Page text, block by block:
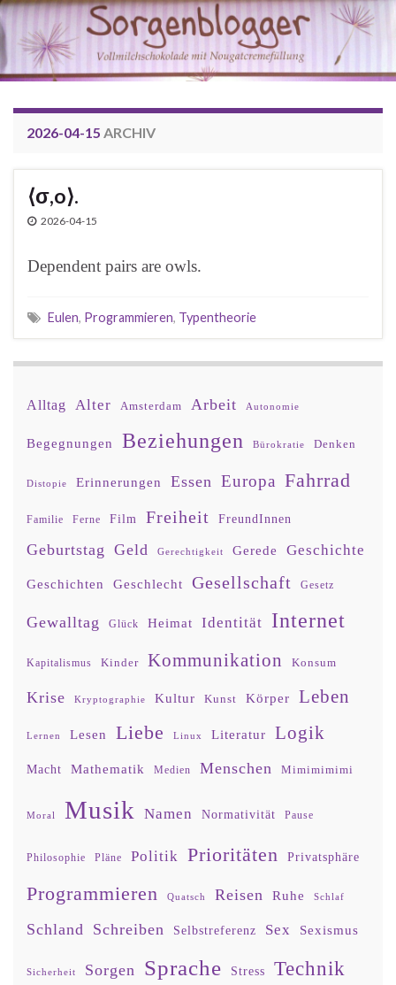
2026-04-15 ARCHIV
⟨σ,o⟩.
2026-04-15
Dependent pairs are owls.
Eulen, Programmieren, Typentheorie
Alltag Alter Amsterdam Arbeit Autonomie
Begegnungen Beziehungen Bürokratie Denken
Distopie Erinnerungen Essen Europa Fahrrad
Familie Ferne Film Freiheit FreundInnen
Geburtstag Geld Gerechtigkeit Gerede Geschichte
Geschichten Geschlecht Gesellschaft Gesetz
Gewalltag Glück Heimat Identität Internet
Kapitalismus Kinder Kommunikation Konsum
Krise Kryptographie Kultur Kunst Körper Leben
Lernen Lesen Liebe Linux Literatur Logik
Macht Mathematik Medien Menschen Mimimimimi
Moral Musik Namen Normativität Pause
Philosophie Pläne Politik Prioritäten Privatsphäre
Programmieren Quatsch Reisen Ruhe Schlaf
Schland Schreiben Selbstreferenz Sex Sexismus
Sicherheit Sorgen Sprache Stress Technik